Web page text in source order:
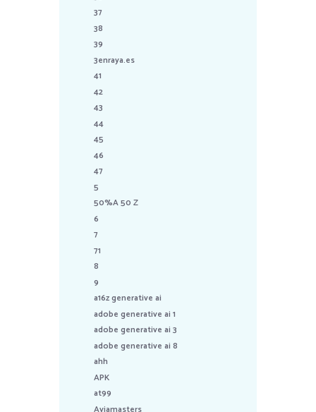
37
38
39
3enraya.es
41
42
43
44
45
46
47
5
50%A 50 Z
6
7
71
8
9
a16z generative ai
adobe generative ai 1
adobe generative ai 3
adobe generative ai 8
ahh
APK
at99